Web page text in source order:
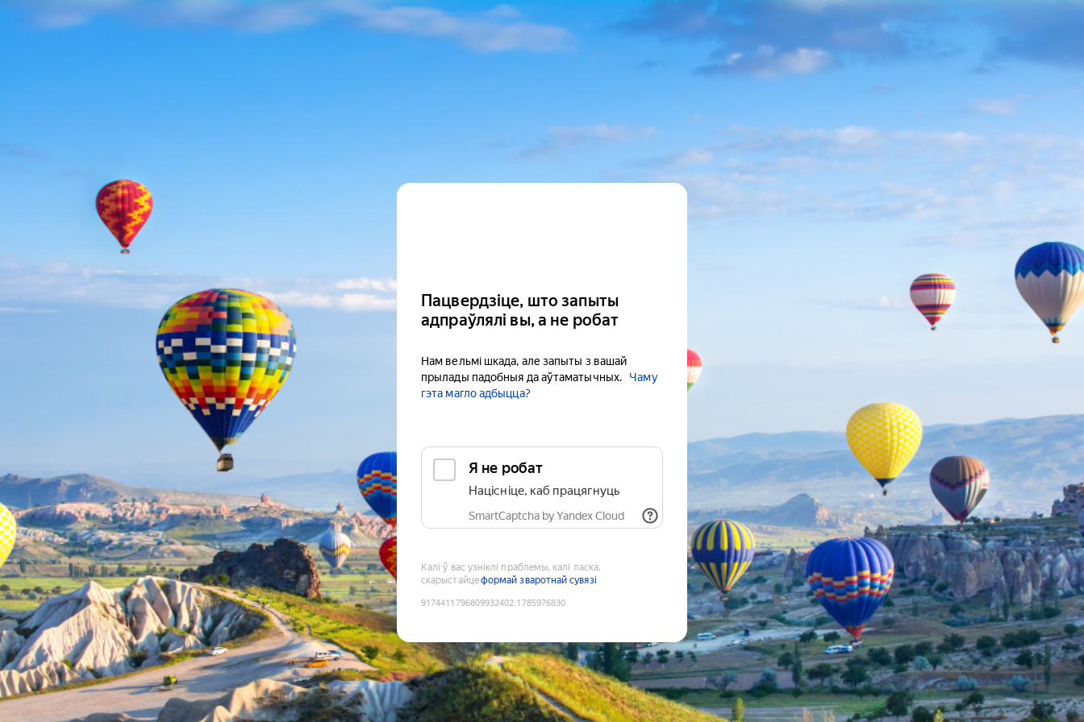
Пацвердзіце, што запыты
адпраўлялі вы, а не робат
Нам вельмі шкада, але запыты з вашай
прылады падобныя да аўтаматычных.
Чаму
гэта магло адбыцца?
Я не робат
Націсніце, каб працягнуць
SmartCaptcha by Yandex Cloud
Калі ў вас узніклі праблемы, калі ласка,
скарыстайцеформай зваротнай сувязі
9174411796809932402:1785976830